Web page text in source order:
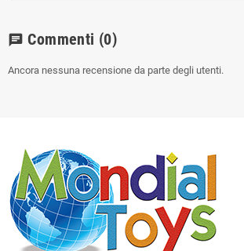
chat Commenti (0)
Ancora nessuna recensione da parte degli utenti.